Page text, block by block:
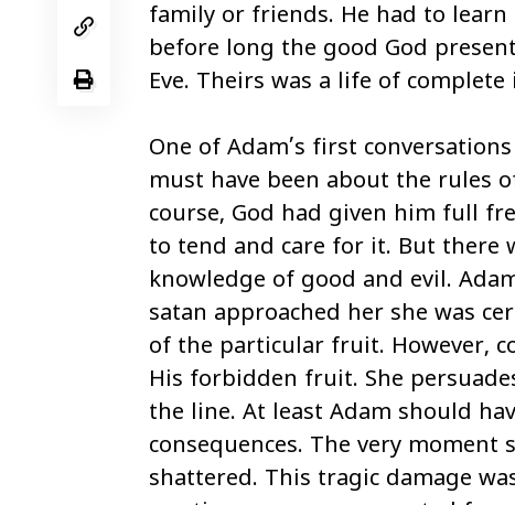
family or friends. He had to
before long the good God
Eve. Theirs was a life of
One of Adam’s first
must have been about the rules
course, God had given him full
to tend and care for it. But there
knowledge of good and evil.
satan approached her she was
of the particular fruit. However,
His forbidden fruit. She
the line. At least Adam should
consequences. The very
shattered. This tragic damage